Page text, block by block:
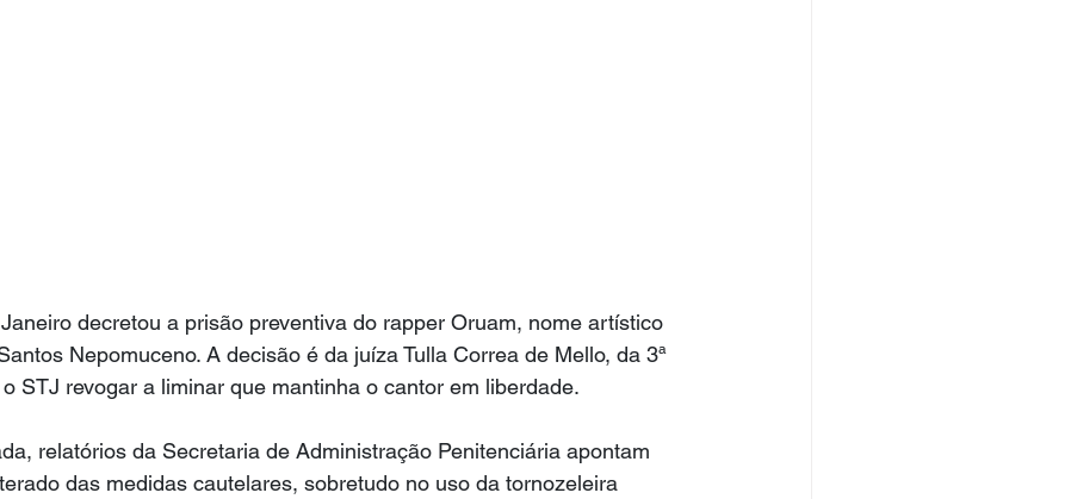
decretou a prisão preventiva do rapper Oruam, nome artístico
Nepomuceno. A decisão é da juíza Tulla Correa de Mello, da 3ª
STJ revogar a liminar que mantinha o cantor em liberdade.
relatórios da Secretaria de Administração Penitenciária apontam
das medidas cautelares, sobretudo no uso da tornozeleira